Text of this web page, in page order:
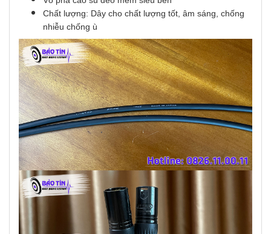
Chất lượng: Dây cho chất lượng tốt, âm sáng, chống
nhiễu chống ù